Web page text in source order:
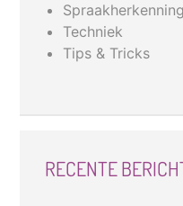
Spraakherkenning
Techniek
Tips & Tricks
RECENTE